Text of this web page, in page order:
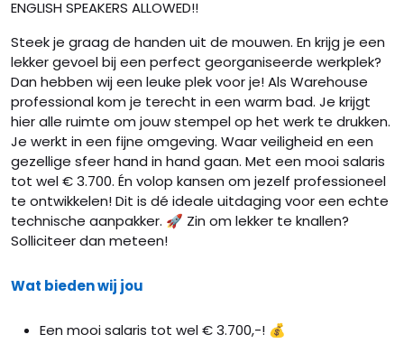
ENGLISH SPEAKERS ALLOWED!!
Steek je graag de handen uit de mouwen. En krijg je een
lekker gevoel bij een perfect georganiseerde werkplek?
Dan hebben wij een leuke plek voor je! Als Warehouse
professional kom je terecht in een warm bad. Je krijgt
hier alle ruimte om jouw stempel op het werk te drukken.
Je werkt in een fijne omgeving. Waar veiligheid en een
gezellige sfeer hand in hand gaan. Met een mooi salaris
tot wel € 3.700. Én volop kansen om jezelf professioneel
te ontwikkelen! Dit is dé ideale uitdaging voor een echte
technische aanpakker. 🚀 Zin om lekker te knallen?
Solliciteer dan meteen!
Wat bieden wij jou
Een mooi salaris tot wel € 3.700,-! 💰